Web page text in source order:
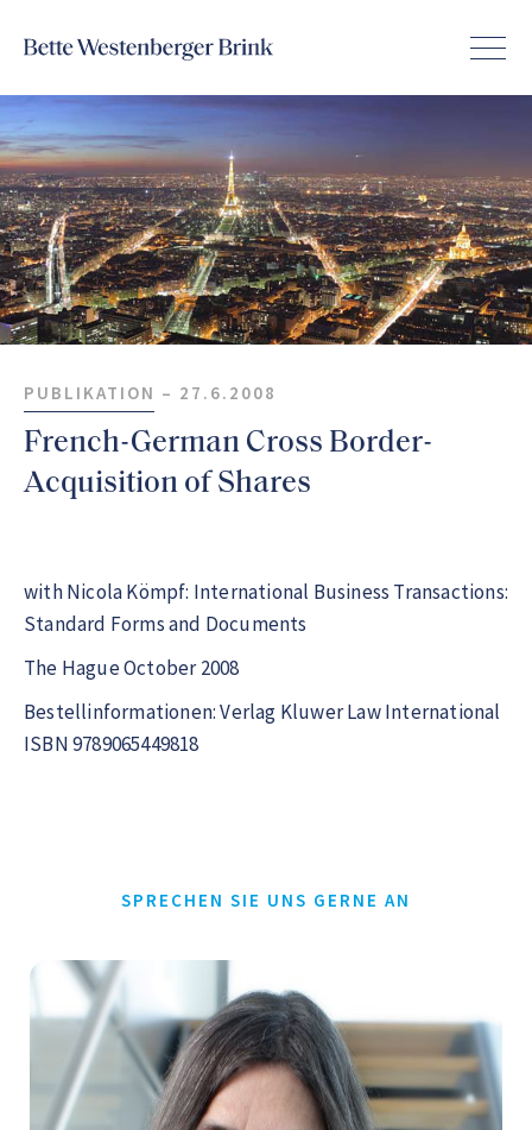
PUBLIKATION – 27.6.2008
French-German Cross Border-
Acquisition of Shares
with Nicola Kömpf: International Business Transactions:
Standard Forms and Documents
The Hague October 2008
Bestellinformationen: Verlag Kluwer Law International
ISBN 9789065449818
SPRECHEN SIE UNS GERNE AN